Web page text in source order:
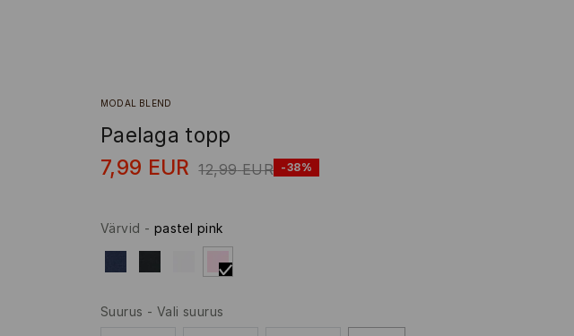
MODAL BLEND
Paelaga topp
7,99 EUR 12,99 EUR -38%
Värvid - pastel pink
Suurus - Vali suurus